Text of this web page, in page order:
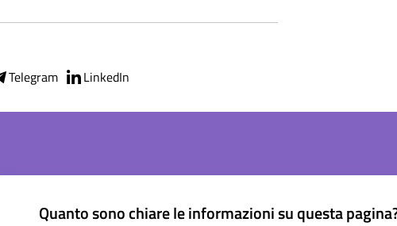
Telegram LinkedIn
Quanto sono chiare le informazioni su questa